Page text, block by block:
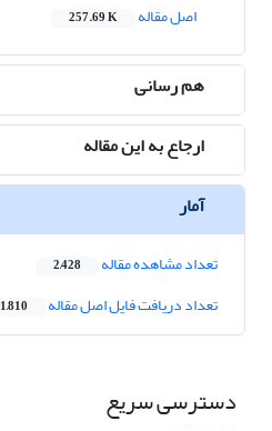
اصل مقاله
257.69 K
هم رسانی
ارجاع به این مقاله
آمار
تعداد مشاهده مقاله 2,428
تعداد دریافت فایل اصل مقاله 1,810
دسترسی سریع